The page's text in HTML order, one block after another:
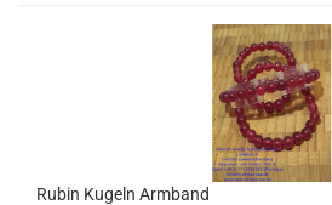
Rubin Kugeln Armband